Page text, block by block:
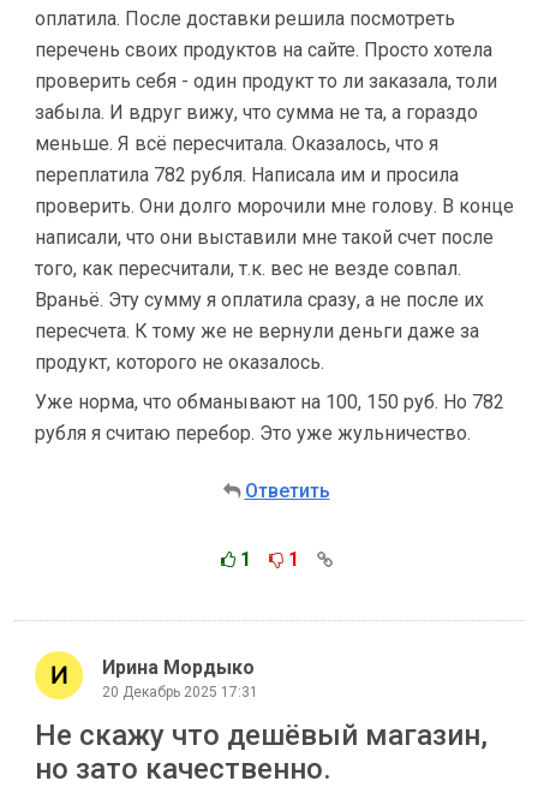
оплатила. После доставки решила посмотреть
перечень своих продуктов на сайте. Просто хотела
проверить себя - один продукт то ли заказала, толи
забыла. И вдруг вижу, что сумма не та, а гораздо
меньше. Я всё пересчитала. Оказалось, что я
переплатила 782 рубля. Написала им и просила
проверить. Они долго морочили мне голову. В конце
написали, что они выставили мне такой счет после
того, как пересчитали, т.к. вес не везде совпал.
Враньё. Эту сумму я оплатила сразу, а не после их
пересчета. К тому же не вернули деньги даже за
продукт, которого не оказалось.
Уже норма, что обманывают на 100, 150 руб. Но 782
рубля я считаю перебор. Это уже жульничество.
Ответить
1 1
Ирина Мордыко
20 Декабрь 2025 17:31
Не скажу что дешёвый магазин,
но зато качественно.